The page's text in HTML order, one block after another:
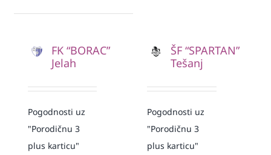
FK “BORAC”
Jelah
Pogodnosti uz
"Porodičnu 3
plus karticu"
ŠF “SPARTAN”
Tešanj
Pogodnosti uz
"Porodičnu 3
plus karticu"